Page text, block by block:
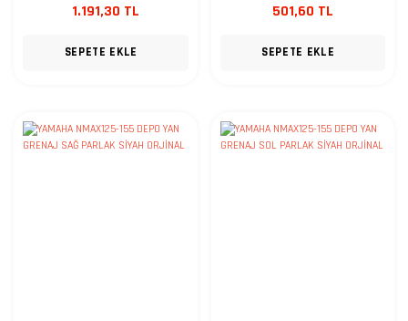
1.191,30 TL
SEPETE EKLE
501,60 TL
SEPETE EKLE